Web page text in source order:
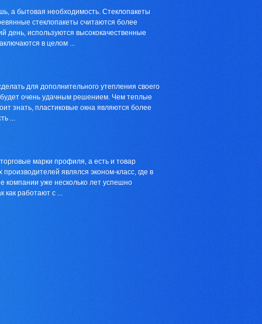
а бытовая необходимость. Стеклопакеты
стеклопакеты считаются более
день, используются высококачественные
в целом ...
для дополнительного утепления своего
будет очень удачным решением. Чем теплые
знать, пластиковые окна являются более
...
марки профиля, а есть и товар
являлся эконом-класс, где в
компании уже несколько лет успешно
как работают с ...